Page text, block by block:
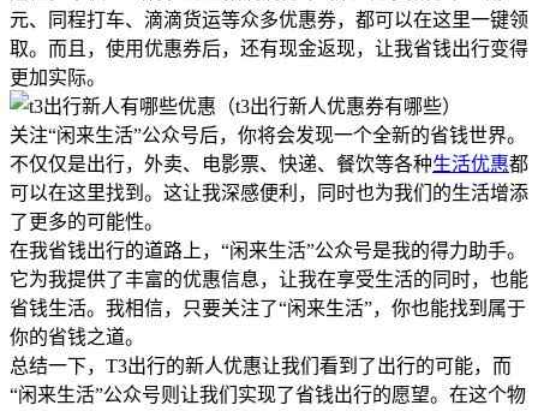
元、同程打车、滴滴货运等众多优惠券，都可以在这里一键领
取。而且，使用优惠券后，还有现金返现，让我省钱出行变得
更加实际。
关注“闲来生活”公众号后，你将会发现一个全新的省钱世界。
不仅仅是出行，外卖、电影票、快递、餐饮等各种生活优惠都
可以在这里找到。这让我深感便利，同时也为我们的生活增添
了更多的可能性。
在我省钱出行的道路上，“闲来生活”公众号是我的得力助手。
它为我提供了丰富的优惠信息，让我在享受生活的同时，也能
省钱生活。我相信，只要关注了“闲来生活”，你也能找到属于
你的省钱之道。
总结一下，T3出行的新人优惠让我们看到了出行的可能，而
“闲来生活”公众号则让我们实现了省钱出行的愿望。在这个物